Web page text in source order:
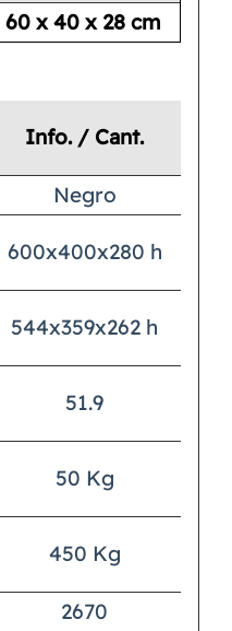
60 x 40 x 28 cm
Info. / Cant.
Negro
600x400x280 h
544x359x262 h
51.9
50 Kg
450 Kg
2670